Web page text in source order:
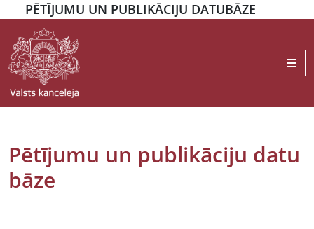
PĒTĪJUMU UN PUBLIKĀCIJU DATUBĀZE
Pētījumu un publikāciju datu
bāze